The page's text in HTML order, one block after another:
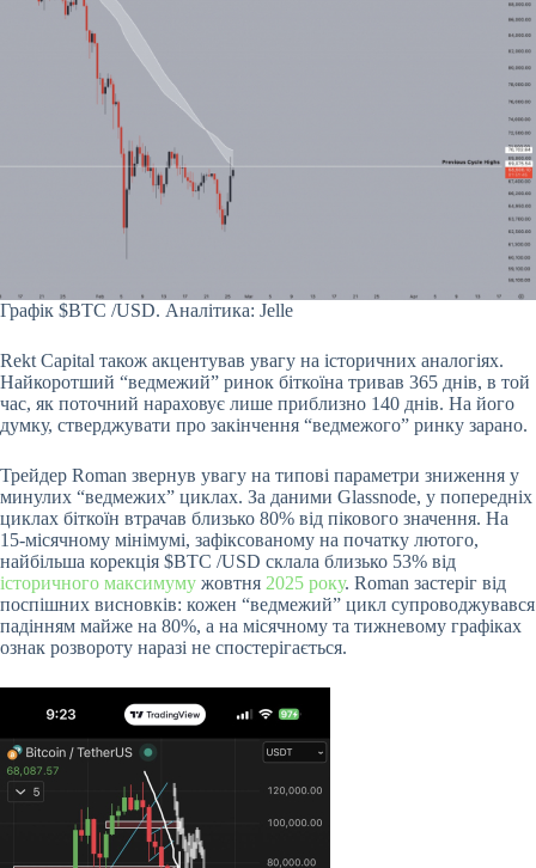
Графік $BTC /USD. Аналітика: Jelle
Rekt Capital також акцентував увагу на історичних аналогіях.
Найкоротший “ведмежий” ринок біткоїна тривав 365 днів, в той
час, як поточний нараховує лише приблизно 140 днів. На його
думку, стверджувати про закінчення “ведмежого” ринку зарано.
Трейдер Roman звернув увагу на типові параметри зниження у
минулих “ведмежих” циклах. За даними Glassnode, у попередніх
циклах біткоїн втрачав близько 80% від пікового значення. На
15-місячному мінімумі, зафіксованому на початку лютого,
найбільша корекція $BTC /USD склала близько 53% від
історичного максимуму жовтня 2025 року. Roman застеріг від
поспішних висновків: кожен “ведмежий” цикл супроводжувався
падінням майже на 80%, а на місячному та тижневому графіках
ознак розвороту наразі не спостерігається.